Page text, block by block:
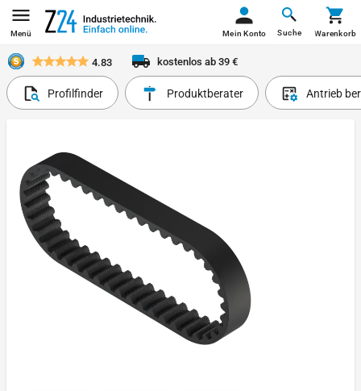
Menü Suche
Mein Konto Warenkorb
4.83 kostenlos ab 39 €
Profilfinder Produktberater Antrieb